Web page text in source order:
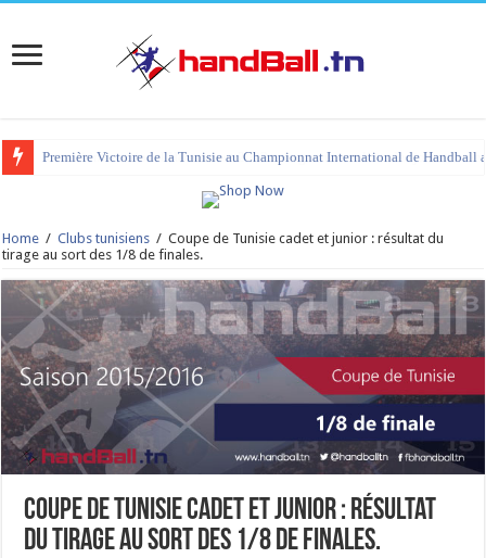
tournoi international Hammamet 2023 : programme et liste des joueurs
Home / Clubs tunisiens / Coupe de Tunisie cadet et junior : résultat du
tirage au sort des 1/8 de finales.
Coupe de Tunisie cadet et junior : résultat
du tirage au sort des 1/8 de finales.